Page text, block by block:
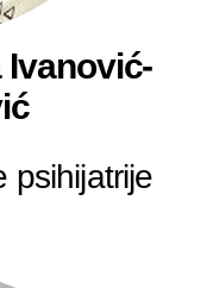
Ivanović-
psihijatrije